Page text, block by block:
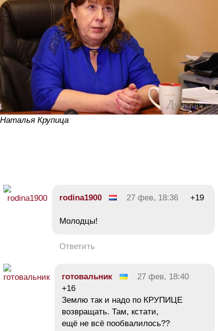
Наталья Крупица
rodina1900 27 фев, 18:36 +19
Молодцы!
Ответить
готовальник
27 фев, 18:40
+16
Землю так и надо по КРУПИЦЕ
возвращать. Там, кстати,
ещё не всё пообвалилось??